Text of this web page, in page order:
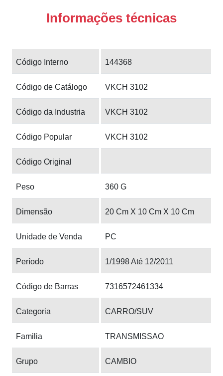
Informações técnicas
Código Interno 144368
Código de Catálogo VKCH 3102
Código da Industria VKCH 3102
Código Popular VKCH 3102
Código Original
Peso 360 G
Dimensão 20 Cm X 10 Cm X 10 Cm
Unidade de Venda PC
Período 1/1998 Até 12/2011
Código de Barras 7316572461334
Categoria CARRO/SUV
Familia TRANSMISSAO
Grupo CAMBIO